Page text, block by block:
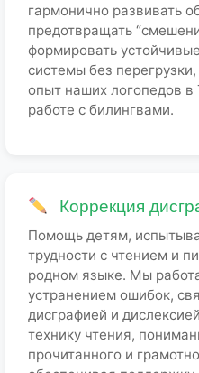
гармонично развивать
предотвращать
формировать
системы без
опыт наших логопедов в
работе с билингвами.
Коррекция
Помощь детям,
трудности с чтением и
родном языке. Мы
устранением ошибок,
дисграфией и
технику чтения,
прочитанного и